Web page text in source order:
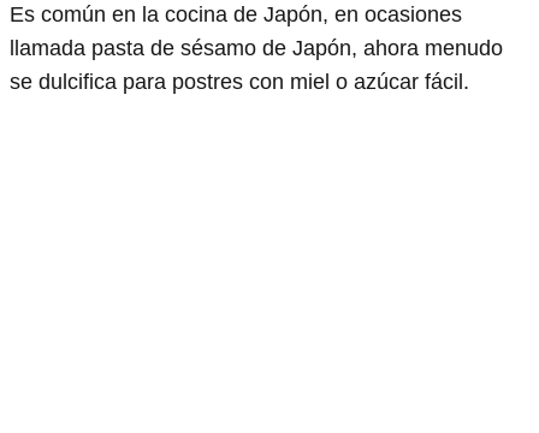
Es común en la cocina de Japón, en ocasiones
llamada pasta de sésamo de Japón, ahora menudo
se dulcifica para postres con miel o azúcar fácil.